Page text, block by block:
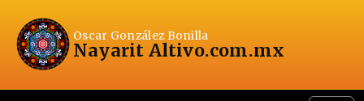
Oscar González Bonilla
Nayarit Altivo.com.mx